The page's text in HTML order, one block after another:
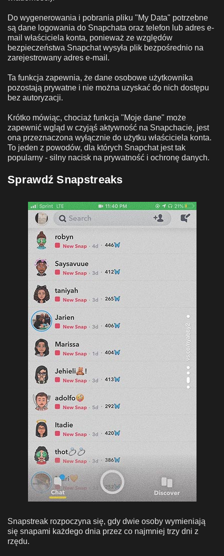
Do wygenerowania i pobrania pliku "My Data" potrzebne
są dane logowania do Snapchata oraz telefon lub adres e-
mail właściciela konta, ponieważ ze względów
bezpieczeństwa Snapchat wysyła plik bezpośrednio na
zarejestrowany adres e-mail.
Ta funkcja zapewnia, że dane osobowe użytkownika
pozostają prywatne i nie można uzyskać do nich dostępu
bez autoryzacji.
Krótko mówiąc, chociaż funkcja "Moje dane" może
zapewnić wgląd w czyjąś aktywność na Snapchacie, jest
ona przeznaczona wyłącznie do użytku właściciela konta.
To jeden z powodów, dla których Snapchat jest tak
popularny - silny nacisk na prywatność i ochronę danych.
Sprawdź Snapstreaks
Snapstreak rozpoczyna się, gdy dwie osoby wymieniają
się snapami każdego dnia przez co najmniej trzy dni z
rzędu.